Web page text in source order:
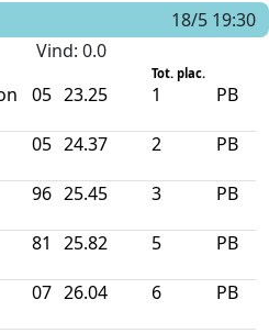
18/5 19:30
Vind: 0.0
Tot. plac.
05 23.25 1 PB
05 24.37 2 PB
96 25.45 3 PB
81 25.82 5 PB
07 26.04 6 PB